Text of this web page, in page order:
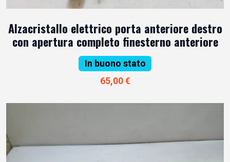
Alzacristallo elettrico porta anteriore destro
con apertura completo finesterno anteriore
In buono stato
65,00 €